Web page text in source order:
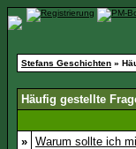
Stefans Geschichten »
Häufig gestellte
» Warum sollte ich